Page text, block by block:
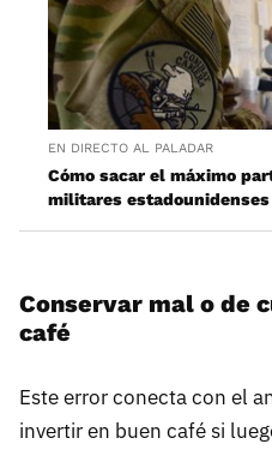
EN DIRECTO AL PALADAR
Cómo sacar el máximo
militares estadounidenses
Conservar mal o de
café
Este error conecta con el
invertir en buen café si